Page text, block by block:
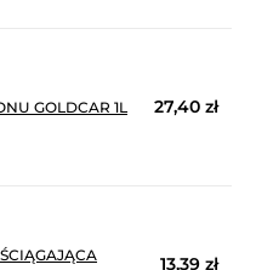
GOLDCAR 1L 27,40 zł
13,39 zł